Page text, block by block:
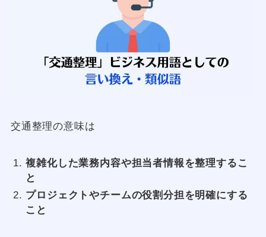
交通整理の意味は
複雑化した業務内容や担当者情報を整理するこ
と
プロジェクトやチームの役割分担を明確にする
こと